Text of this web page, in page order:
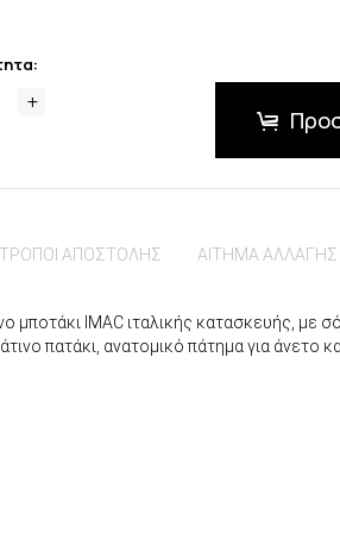
ΤΡΟΠΟΙ ΑΠΟΣΤΟΛΗΣ ΑΙΤΗΜΑ
μποτάκι IMAC ιταλικής κατασκευής, με
πατάκι, ανατομικό πάτημα για άνετο